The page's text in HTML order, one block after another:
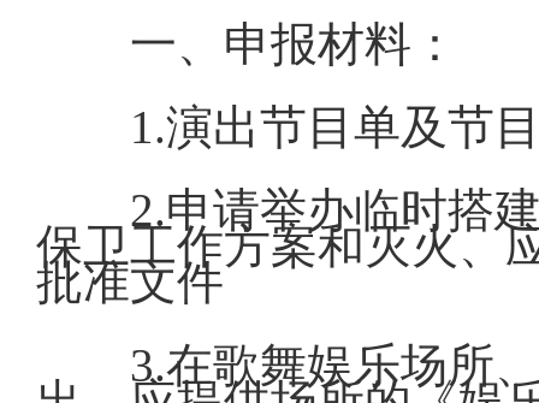
一、申报材料：
1.演出节目单及节
2.申请举办临时搭
保卫工作方案和灭火、
批准文件
3.在歌舞娱乐场所